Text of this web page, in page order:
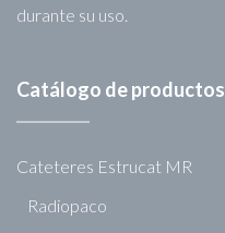
durante su uso.
Catálogo de productos
Cateteres Estrucat MR
Radiopaco